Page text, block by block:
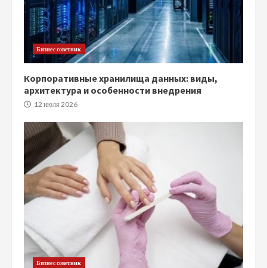
Бизнес советник
Корпоративные хранилища данных: виды,
архитектура и особенности внедрения
12 июля 2026
Бизнес советник